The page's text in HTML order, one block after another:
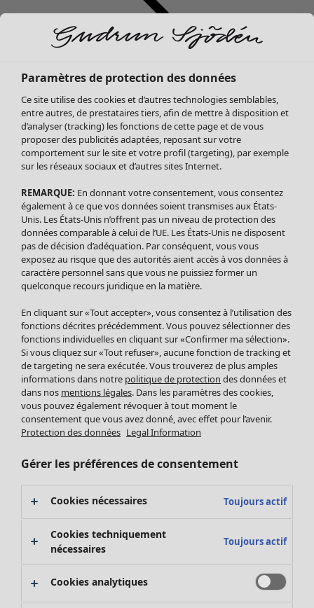
Soldes Vêtements
Tous les vêtements
Robes
Tuniques
Blouses
Tops
Gilets
Pantalon
Jupes
Leggings et collants
Accessoires
Chaussures
Vêtements de bain
Basics
Soldes Mobilier
Bonnes affaires déco
Décoration
Textiles
Tapis
Éponge
Promos SOLDES
Paramètres de protection des données
Ce site utilise des cookies et d’autres technologies semblables,
entre autres, de prestataires tiers, afin de mettre à disposition et
d’analyser (tracking) les fonctions de cette page et de vous
proposer des publicités adaptées, reposant sur votre
comportement sur le site et votre profil (targeting), par exemple
sur les réseaux sociaux et d’autres sites Internet.
REMARQUE: En donnant votre consentement, vous consentez
également à ce que vos données soient transmises aux États-
Unis. Les États-Unis n’offrent pas un niveau de protection des
données comparable à celui de l’UE. Les États-Unis ne disposent
pas de décision d’adéquation. Par conséquent, vous vous
exposez au risque que des autorités aient accès à vos données à
caractère personnel sans que vous ne puissiez former un
quelconque recours juridique en la matière.
En cliquant sur «Tout accepter», vous consentez à l’utilisation des
fonctions décrites précédemment. Vous pouvez sélectionner des
fonctions individuelles en cliquant sur «Confirmer ma sélection».
Si vous cliquez sur «Tout refuser», aucune fonction de tracking et
de targeting ne sera exécutée. Vous trouverez de plus amples
informations dans notre politique de protection des données et
dans nos mentions légales. Dans les paramètres des cookies,
vous pouvez également révoquer à tout moment le
consentement que vous avez donné, avec effet pour l’avenir.
Protection des données Legal Information
Gérer les préférences de consentement
Cookies nécessaires Toujours actif
Cookies techniquement
nécessaires
Toujours actif
Cookies analytiques